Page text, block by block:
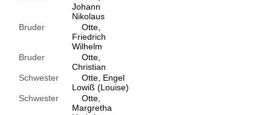
Johann
Nikolaus
Bruder
Otte,
Friedrich
Wilhelm
Bruder
Otte,
Christian
Schwester
Otte, Engel
Lowiß (Louise)
Schwester
Otte,
Margretha